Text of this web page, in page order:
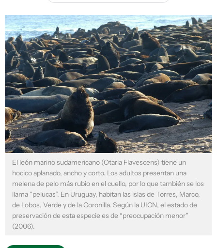
El león marino sudamericano (Otaria Flavescens) tiene un
hocico aplanado, ancho y corto. Los adultos presentan una
melena de pelo más rubio en el cuello, por lo que también se los
llama “pelucas”. En Uruguay, habitan las islas de Torres, Marco,
de Lobos, Verde y de la Coronilla. Según la UICN, el estado de
preservación de esta especie es de “preocupación menor”
(2006).